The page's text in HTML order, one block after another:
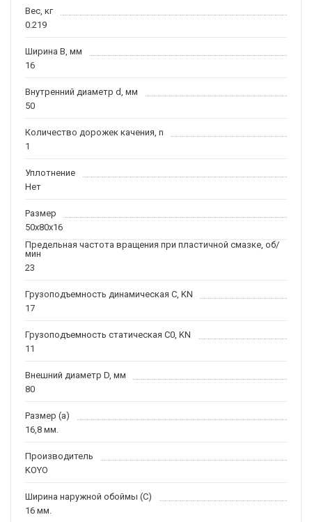
Вес, кг
0.219
Ширина B, мм
16
Внутренний диаметр d, мм
50
Количество дорожек качения, n
1
Уплотнение
Нет
Размер
50x80x16
Предельная частота вращения при пластичной смазке, об/
мин
23
Грузоподъемность динамическая C, KN
17
Грузоподъемность статическая C0, KN
11
Внешний диаметр D, мм
80
Размер (a)
16,8 мм.
Производитель
KOYO
Ширина наружной обоймы (C)
16 мм.